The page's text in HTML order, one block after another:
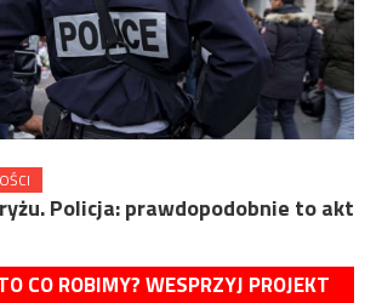
Policja: prawdopodobnie to akt
CO ROBIMY? WESPRZYJ PROJEKT